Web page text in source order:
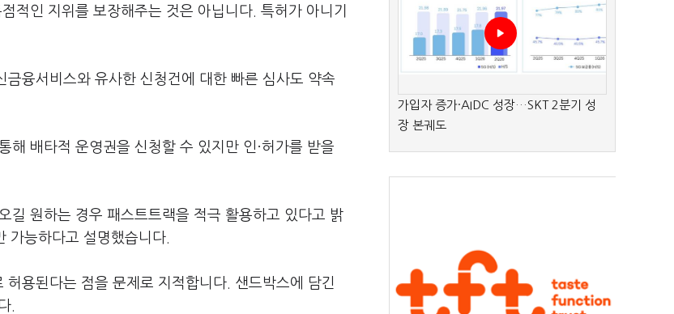
적인 지위를 보장해주는 것은 아닙니다. 특허가 아니기
융서비스와 유사한 신청건에 대한 빠른 심사도 약속
해 배타적 운영권을 신청할 수 있지만 인·허가를 받을
길 원하는 경우 패스트트랙을 적극 활용하고 있다고 밝
가능하다고 설명했습니다.
용된다는 점을 문제로 지적합니다. 샌드박스에 담긴
.
가입자 증가·AIDC 성장…SKT 2분기 성
장 본궤도